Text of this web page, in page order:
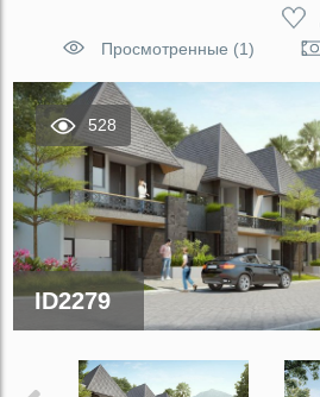
Просмотренные (1)
528
ID2279